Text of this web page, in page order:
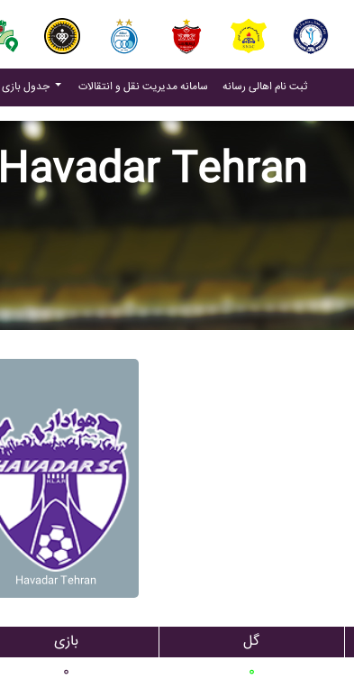
جدول بازی ها سامانه مدیریت نقل و انتقالات (current)
ثبت نام اهالی رسانه(current)
Havadar Tehran
Havadar Tehran
بازی
۰
گل
۰